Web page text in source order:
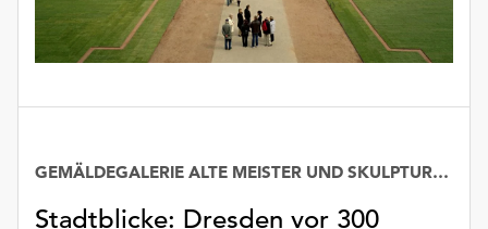
Stadtblicke: Dresden vor 300
GEMÄLDEGALERIE ALTE MEISTER UND SKULPTURENSAMMLUNG BIS 1800